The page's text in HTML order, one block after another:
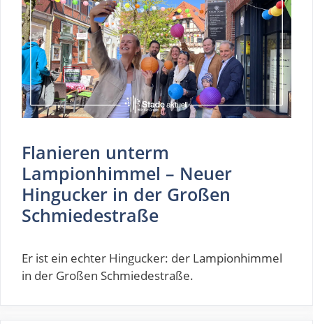
Flanieren unterm
Lampionhimmel – Neuer
Hingucker in der Großen
Schmiedestraße
Er ist ein echter Hingucker: der Lampionhimmel
in der Großen Schmiedestraße.